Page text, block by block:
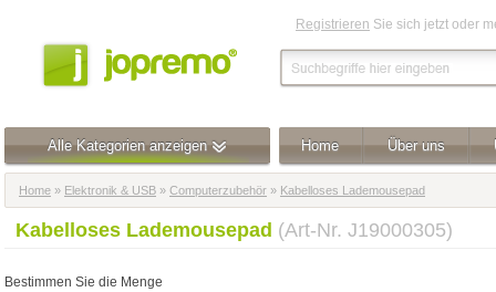
Registrieren Sie sich jetzt oder
Alle Kategorien anzeigen Home Über uns
Home » Elektronik & USB » Computerzubehör » Kabelloses Lademousepad
Kabelloses Lademousepad (Art-Nr. J19000305)
Bestimmen Sie die Menge